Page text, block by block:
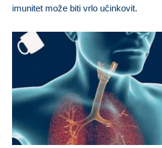
imunitet može biti vrlo učinkovit.